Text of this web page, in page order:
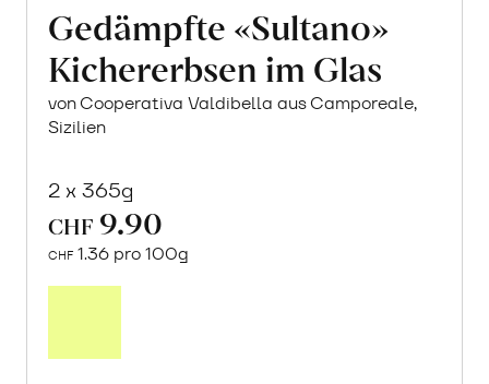
Gedämpfte «Sultano»
Kichererbsen im Glas
von Cooperativa Valdibella aus Camporeale,
Sizilien
2 x 365g
CHF 9.90
CHF 1.36 pro 100g